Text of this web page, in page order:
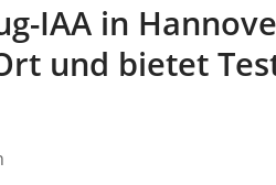
IAA in
und bietet